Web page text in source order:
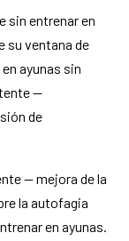
sin entrenar en
su ventana de
ayunas sin
—
de
— mejora de la
la autofagia
en ayunas.